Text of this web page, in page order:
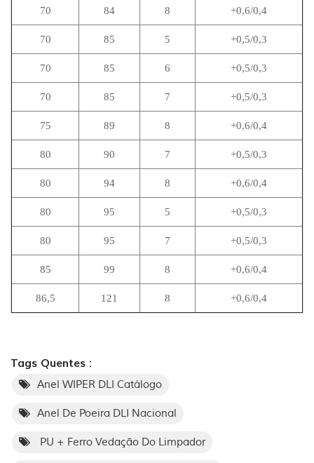
70 84 8 +0,6/0,4
70 85 5 +0,5/0,3
70 85 6 +0,5/0,3
70 85 7 +0,5/0,3
75 89 8 +0,6/0,4
80 90 7 +0,5/0,3
80 94 8 +0,6/0,4
80 95 5 +0,5/0,3
80 95 7 +0,5/0,3
85 99 8 +0,6/0,4
86,5 121 8 +0,6/0,4
Tags Quentes :
Anel WIPER DLI Catálogo
Anel De Poeira DLI Nacional
PU + Ferro Vedação Do Limpador